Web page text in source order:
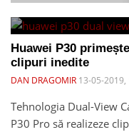
Huawei P30
clipuri inedite
DAN DRAGOMIR 13-05-2019,
Tehnologia Dual-View
P30 Pro să realizeze